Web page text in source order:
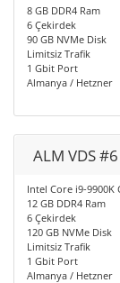
8 GB DDR4 Ram
6 Çekirdek
90 GB NVMe Disk
Limitsiz Trafik
1 Gbit Port
Almanya / Hetzner
ALM VDS #6
Intel Core i9-9900K
12 GB DDR4 Ram
6 Çekirdek
120 GB NVMe Disk
Limitsiz Trafik
1 Gbit Port
Almanya / Hetzner